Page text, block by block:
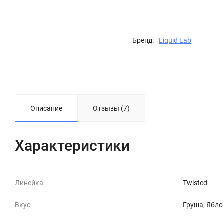
Бренд: Liquid Lab
Описание Отзывы (7)
Характеристики
Линейка Twisted
Вкус Груша,